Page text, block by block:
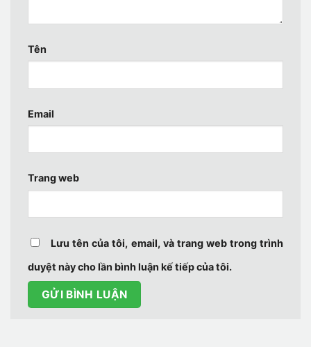
Tên
Email
Trang web
Lưu tên của tôi, email, và trang web trong trình
duyệt này cho lần bình luận kế tiếp của tôi.